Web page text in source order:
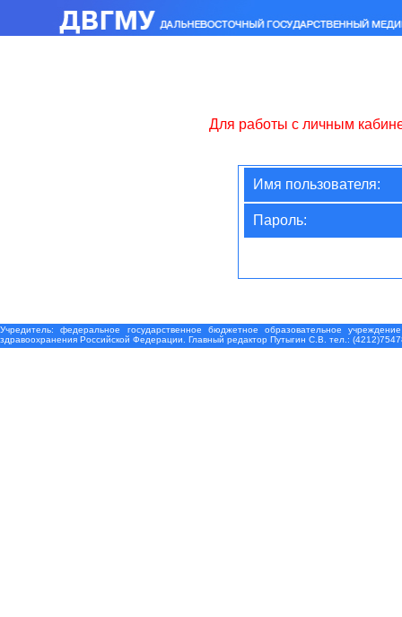
Для работы с личным
Имя пользователя:
Пароль:
Учредитель: федеральное государственное бюджетное образовательное
здравоохранения Российской Федерации. Главный редактор Путыгин С.В. тел.: